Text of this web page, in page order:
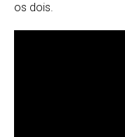
os dois.